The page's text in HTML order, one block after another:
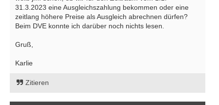
31.3.2023 eine Ausgleichszahlung bekommen oder eine
zeitlang höhere Preise als Ausgleich abrechnen dürfen?
Beim DVE konnte ich darüber noch nichts lesen.
Gruß,
Karlie
Zitieren